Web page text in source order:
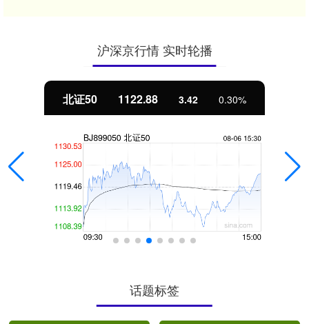
沪深京行情 实时轮播
北证50 1122.88 3.42 0.30%
话题标签